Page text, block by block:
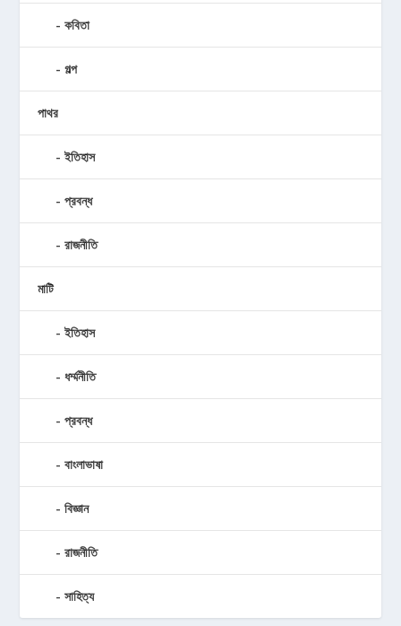
কবিতা
গল্প
পাথর
ইতিহাস
প্রবন্ধ
রাজনীতি
মাটি
ইতিহাস
ধর্ম্মনীতি
প্রবন্ধ
বাংলাভাষা
বিজ্ঞান
রাজনীতি
সাহিত্য